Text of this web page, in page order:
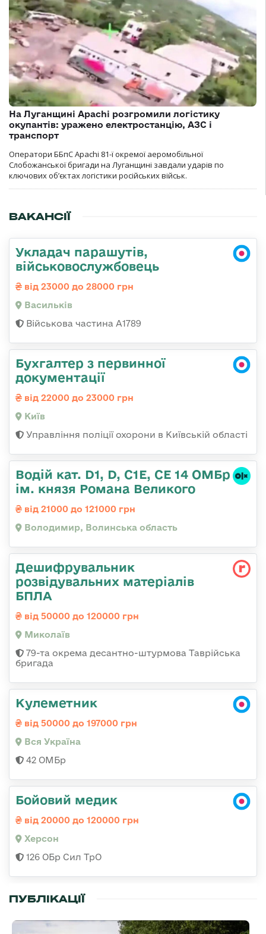
На Луганщині Apachi розгромили логістику
окупантів: уражено електростанцію, АЗС і
транспорт
Оператори ББпС Apachi 81-ї окремої аеромобільної
Слобожанської бригади на Луганщині завдали ударів по
ключових об’єктах логістики російських військ.
ВАКАНСІЇ
Укладач парашутів,
військовослужбовець
від 23000 до 28000 грн
Васильків
Військова частина А1789
Бухгалтер з первинної
документації
від 22000 до 23000 грн
Київ
Управління поліції охорони в Київській області
Водій кат. D1, D, C1E, CE 14 ОМБр
ім. князя Романа Великого
від 21000 до 121000 грн
Володимир, Волинська область
Дешифрувальник
розвідувальних матеріалів
БПЛА
від 50000 до 120000 грн
Миколаїв
79-та окрема десантно-штурмова Таврійська
бригада
Кулеметник
від 50000 до 197000 грн
Вся Україна
42 ОМБр
Бойовий медик
від 20000 до 120000 грн
Херсон
126 ОБр Сил ТрО
ПУБЛІКАЦІЇ